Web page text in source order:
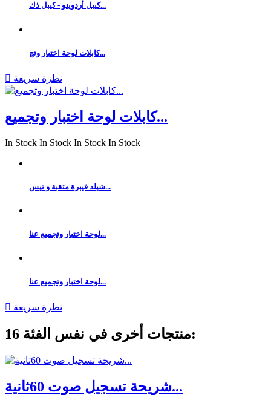
كيبل أردوينو - كيبل ذك...
كابلات لوحة اختبار وتج...
 نظرة سريعة
كابلات لوحة اختبار وتجميع...
In Stock In Stock In Stock In Stock
شيلد فيبرة مثقبة و تيس...
لوحة اختبار وتجميع عنا...
لوحة اختبار وتجميع عنا...
 نظرة سريعة
16 منتجات أخرى في نفس الفئة:
شريحة تسجيل صوت 60ثانية...